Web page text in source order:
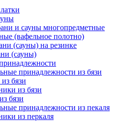
и сауны многопредметные
(вафельное полотно)
(сауны) на резинке
(сауны)
принадлежности из бязи
бязи
из бязи
бязи
принадлежности из пекаля
из перкаля